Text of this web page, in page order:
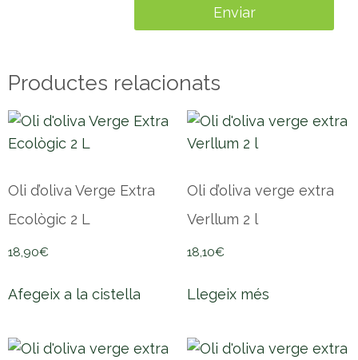
Productes relacionats
Oli d’oliva Verge Extra
Ecològic 2 L
18,90€
Afegeix a la cistella
Oli d’oliva verge extra
Verllum 2 l
18,10€
Llegeix més